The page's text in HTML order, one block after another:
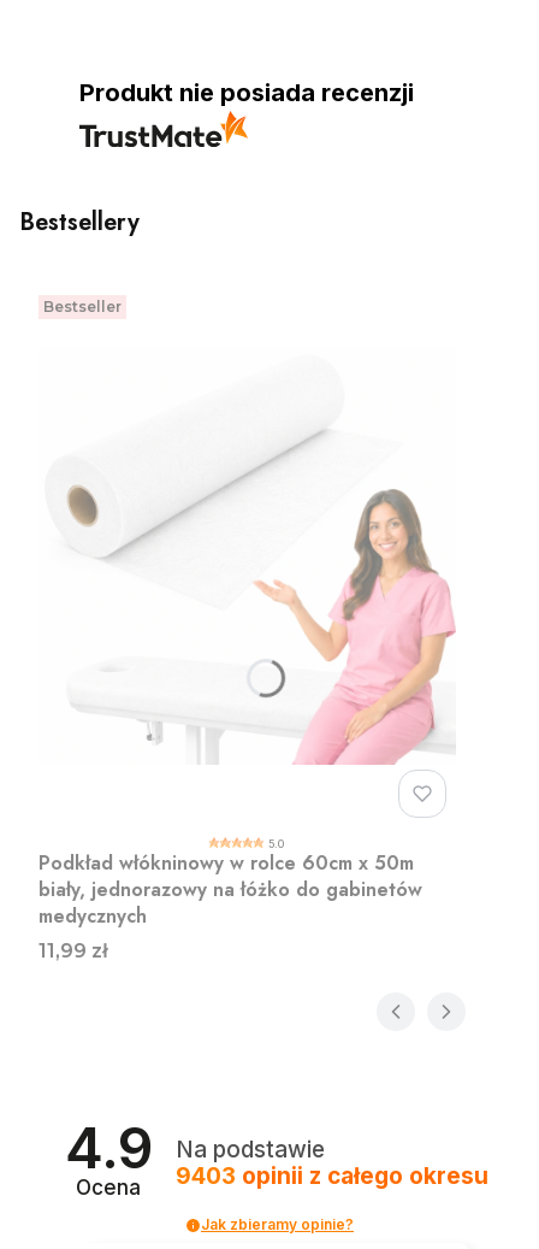
Produkt nie posiada recenzji
Bestsellery
Bestseller
5.0
Podkład włókninowy w rolce 60cm x 50m
biały, jednorazowy na łóżko do gabinetów
medycznych
Cena
11,99 zł
4.9
Ocena
Na podstawie
9403 opinii z całego okresu
Jak zbieramy opinie?